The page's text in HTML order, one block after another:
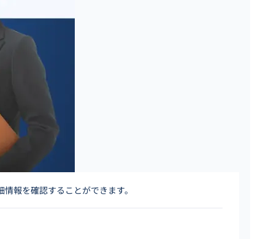
報を確認することができます。